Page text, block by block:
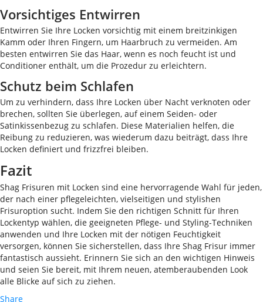
Vorsichtiges Entwirren
Entwirren Sie Ihre Locken vorsichtig mit einem breitzinkigen
Kamm oder Ihren Fingern, um Haarbruch zu vermeiden. Am
besten entwirren Sie das Haar, wenn es noch feucht ist und
Conditioner enthält, um die Prozedur zu erleichtern.
Schutz beim Schlafen
Um zu verhindern, dass Ihre Locken über Nacht verknoten oder
brechen, sollten Sie überlegen, auf einem Seiden- oder
Satinkissenbezug zu schlafen. Diese Materialien helfen, die
Reibung zu reduzieren, was wiederum dazu beiträgt, dass Ihre
Locken definiert und frizzfrei bleiben.
Fazit
Shag Frisuren mit Locken sind eine hervorragende Wahl für jeden,
der nach einer pflegeleichten, vielseitigen und stylishen
Frisuroption sucht. Indem Sie den richtigen Schnitt für Ihren
Lockentyp wählen, die geeigneten Pflege- und Styling-Techniken
anwenden und Ihre Locken mit der nötigen Feuchtigkeit
versorgen, können Sie sicherstellen, dass Ihre Shag Frisur immer
fantastisch aussieht. Erinnern Sie sich an den wichtigen Hinweis
und seien Sie bereit, mit Ihrem neuen, atemberaubenden Look
alle Blicke auf sich zu ziehen.
Share